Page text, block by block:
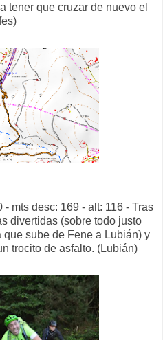
tener que cruzar de nuevo el
- mts desc: 169 - alt: 116 - Tras
divertidas (sobre todo justo
sube de Fene a Lubián) y
trocito de asfalto. (Lubián)